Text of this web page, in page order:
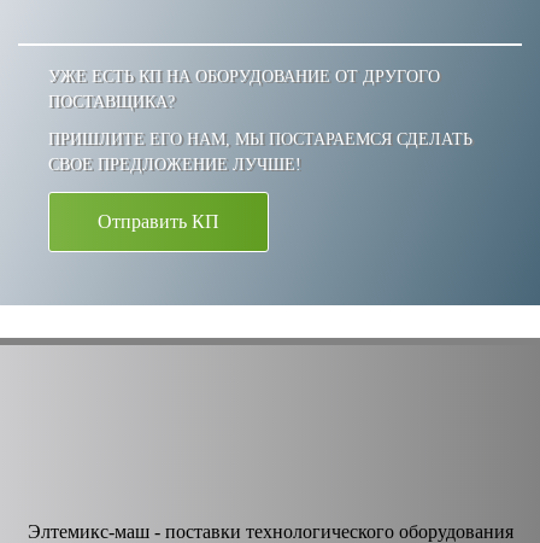
УЖЕ ЕСТЬ КП НА ОБОРУДОВАНИЕ ОТ ДРУГОГО
ПОСТАВЩИКА?
ПРИШЛИТЕ ЕГО НАМ, МЫ ПОСТАРАЕМСЯ СДЕЛАТЬ
СВОЕ ПРЕДЛОЖЕНИЕ ЛУЧШЕ!
Отправить КП
Элтемикс-маш - поставки технологического оборудования